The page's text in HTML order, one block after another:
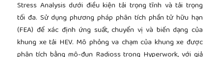
Stress Analysis dưới điều kiện tải trọng tĩnh và tải trọng
tối đa. Sử dụng phương pháp phân tích phần tử hữu hạn
(FEA) để xác định ứng suất, chuyển vị và biến dạng của
khung xe tải HEV. Mô phỏng va chạm của khung xe được